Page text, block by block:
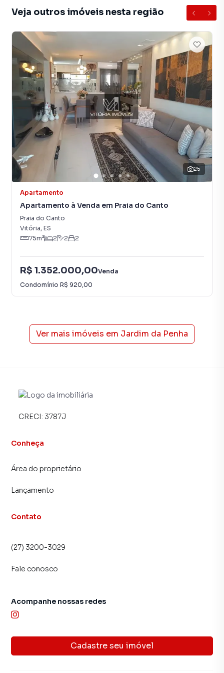
Veja outros imóveis nesta região
25
Apartamento
Apartamento à Venda em Praia do Canto
Praia do Canto
Vitória, ES
75m² 2 2 2
R$ 1.352.000,00Venda
Condomínio R$ 920,00
Ver mais imóveis em Jardim da Penha
CRECI: 3787J
Conheça
Área do proprietário
Lançamento
Contato
(27) 3200-3029
Fale conosco
Cadastre seu imóvel
Acompanhe nossas redes